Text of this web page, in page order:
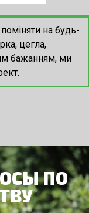
на будь-
цегла,
бажанням, ми
ПО